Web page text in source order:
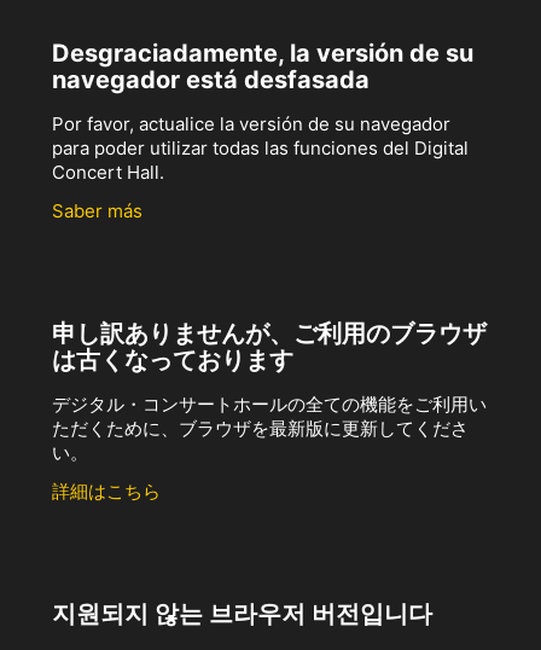
Desgraciadamente, la versión de su
navegador está desfasada
Por favor, actualice la versión de su navegador
para poder utilizar todas las funciones del Digital
Concert Hall.
Saber más
申し訳ありませんが、ご利用のブラウザ
は古くなっております
デジタル・コンサートホールの全ての機能をご利用い
ただくために、ブラウザを最新版に更新してくださ
い。
詳細はこちら
지원되지 않는 브라우저 버전입니다